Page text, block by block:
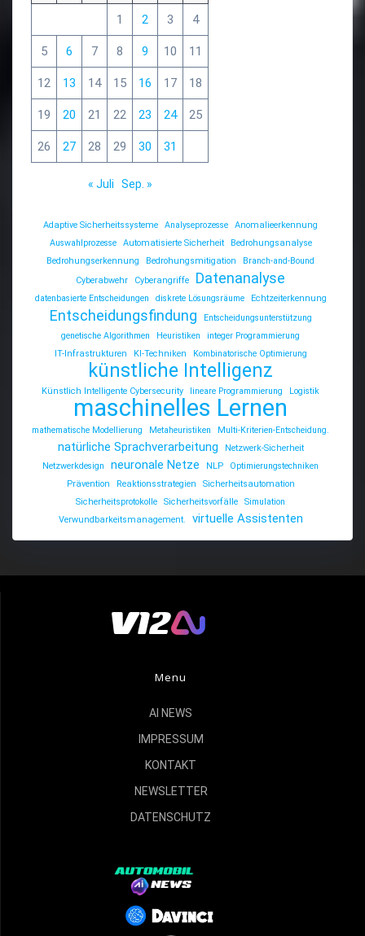
1 2 3 4
5 6 7 8 9 10 11
12 13 14 15 16 17 18
19 20 21 22 23 24 25
26 27 28 29 30 31
« Juli Sep. »
Adaptive Sicherheitssysteme Analyseprozesse
Anomalieerkennung
Auswahlprozesse
Automatisierte Sicherheit
Bedrohungsanalyse
Bedrohungserkennung
Bedrohungsmitigation
Branch-and-Bound
Cyberabwehr
Cyberangriffe Datenanalyse
datenbasierte Entscheidungen diskrete Lösungsräume Echtzeiterkennung
Entscheidungsfindung
Entscheidungsunterstützung
genetische Algorithmen
Heuristiken
integer Programmierung
IT-Infrastrukturen
KI-Techniken Kombinatorische Optimierung
künstliche Intelligenz
Künstlich Intelligente Cybersecurity lineare Programmierung Logistik
maschinelles Lernen
mathematische Modellierung Metaheuristiken Multi-Kriterien-Entscheidung.
natürliche Sprachverarbeitung
Netzwerk-Sicherheit
Netzwerkdesign
neuronale Netze NLP
Optimierungstechniken
Prävention
Reaktionsstrategien
Sicherheitsautomation
Sicherheitsprotokolle
Sicherheitsvorfälle
Simulation
Verwundbarkeitsmanagement.
virtuelle Assistenten
Menu
AI NEWS
IMPRESSUM
KONTAKT
NEWSLETTER
DATENSCHUTZ